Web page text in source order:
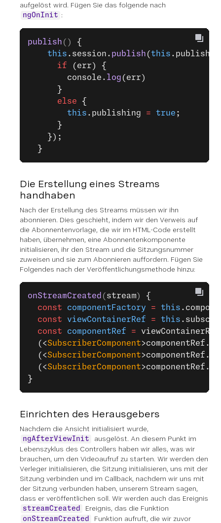
aufgelöst wird. Fügen Sie das folgende nach
ngOnInit :
publish () {
    this
.session. publish (this
      if
(err) {
        console.
log (err)
      }
      else
{
        this
.publishing = true ;
      }
    });
  }
Die Erstellung eines Streams
handhaben
Nach der Erstellung des Streams müssen wir ihn
abonnieren. Dies geschieht, indem wir den Verweis auf
die Abonnentenvorlage, die wir im HTML-Code erstellt
haben, übernehmen, eine Abonnentenkomponente
initialisieren, ihr den Stream und die Sitzungsnummer
zuweisen und sie zum Abonnieren auffordern. Fügen Sie
Folgendes nach der Veröffentlichungsmethode hinzu:
onStreamCreated ( stream) {
  const
componentFactory = this
  const
viewContainerRef = this
  const
componentRef =
  (<
SubscriberComponent
  (<
SubscriberComponent
  (<
SubscriberComponent
}
Einrichten des Herausgebers
Nachdem die Ansicht initialisiert wurde,
ngAfterViewInit
ausgelöst. An diesem Punkt im
Lebenszyklus des Controllers haben wir alles, was wir
brauchen, um den Videoaufruf zu starten. Wir werden den
Verleger initialisieren, die Sitzung initialisieren, uns mit der
Sitzung verbinden und im Callback, nachdem wir uns mit
der Sitzung verbunden haben, unserem Stream sagen,
dass er veröffentlichen soll. Wir werden auch das Ereignis
streamCreated Ereignis, das die Funktion
onStreamCreated
Funktion aufruft, die wir zuvor